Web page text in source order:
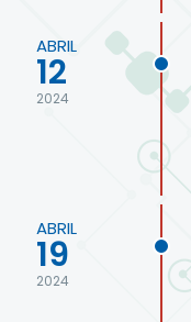
ABRIL
12
2024
ABRIL
19
2024